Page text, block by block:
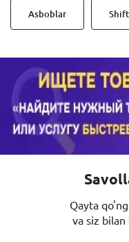
Asboblar
Qayta
va siz